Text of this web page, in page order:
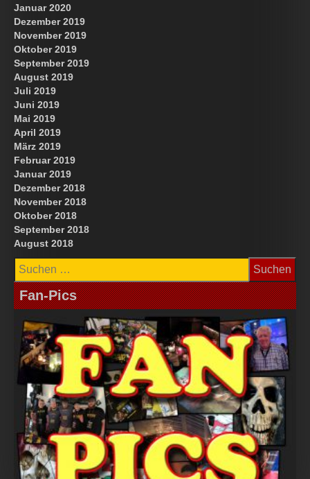
Januar 2020
Dezember 2019
November 2019
Oktober 2019
September 2019
August 2019
Juli 2019
Juni 2019
Mai 2019
April 2019
März 2019
Februar 2019
Januar 2019
Dezember 2018
November 2018
Oktober 2018
September 2018
August 2018
Suchen
nach:
Fan-Pics